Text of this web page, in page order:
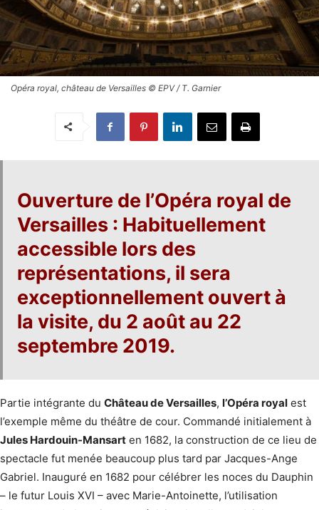
Opéra royal, château de Versailles © EPV / T. Garnier
Ouverture de l’Opéra royal de
Versailles : Habituellement
accessible lors des
représentations, il sera
exceptionnellement ouvert à
la visite, du 2 août au 22
septembre 2019.
Partie intégrante du Château de Versailles, l’Opéra royal est
l’exemple même du théâtre de cour. Commandé initialement à
Jules Hardouin-Mansart en 1682, la construction de ce lieu de
spectacle fut menée beaucoup plus tard par Jacques-Ange
Gabriel. Inauguré en 1682 pour célébrer les noces du Dauphin
– le futur Louis XVI – avec Marie-Antoinette, l’utilisation